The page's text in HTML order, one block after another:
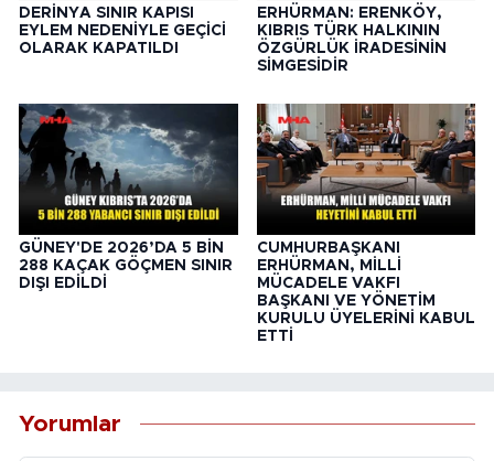
DERİNYA SINIR KAPISI
EYLEM NEDENİYLE GEÇİCİ
OLARAK KAPATILDI
ERHÜRMAN: ERENKÖY,
KIBRIS TÜRK HALKININ
ÖZGÜRLÜK İRADESİNİN
SİMGESİDİR
GÜNEY'DE 2026’DA 5 BİN
288 KAÇAK GÖÇMEN SINIR
DIŞI EDİLDİ
CUMHURBAŞKANI
ERHÜRMAN, MİLLİ
MÜCADELE VAKFI
BAŞKANI VE YÖNETİM
KURULU ÜYELERİNİ KABUL
ETTİ
Yorumlar